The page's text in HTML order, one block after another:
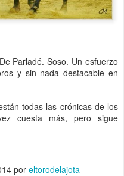
Parladé. Soso. Un esfuerzo
y sin nada destacable en
todas las crónicas de los
cuesta más, pero sigue
por eltorodelajota